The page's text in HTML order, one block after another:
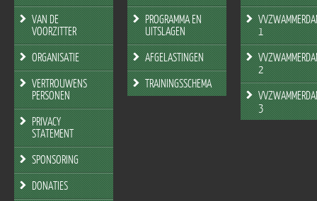
VAN DE
VOORZITTER
ORGANISATIE
VERTROUWENS
PERSONEN
PRIVACY
STATEMENT
SPONSORING
DONATIES
PROGRAMMA EN
UITSLAGEN
AFGELASTINGEN
TRAININGSSCHEMA
1
2
3